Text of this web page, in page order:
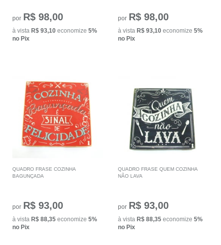
por R$ 98,00
à vista R$ 93,10 economize 5%
no Pix
por R$ 98,00
à vista R$ 93,10 economize 5%
no Pix
QUADRO FRASE COZINHA
BAGUNÇADA
por R$ 93,00
à vista R$ 88,35 economize 5%
no Pix
QUADRO FRASE QUEM COZINHA
NÃO LAVA
por R$ 93,00
à vista R$ 88,35 economize 5%
no Pix